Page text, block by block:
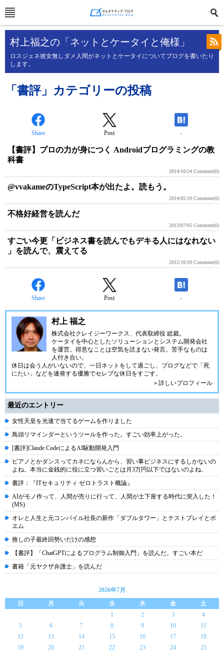
村上福之の「ネットとケータイと俺様」
ロスジェネ彼女無しダメ人間がネットとケータイについてブログを書いたり
します。
「書評」カテゴリーの投稿
Share Post -
【書評】プロの力が身につく Androidプログラミングの教
科書
2014/10/24 Comment(0)
@vvakameのTypeScript本が出たよ。読もう。
2014/05/19 Comment(0)
不格好経営を読んだ
2013/07/05 Comment(0)
すごい今更「ビジネス書を読んでもデキる人にはなれない
」を読んで、震えてる
2012/10/29 Comment(0)
Share Post -
村上 福之
株式会社クレイジーワークス、代表取締役 総裁。
ケータイを中心としたソリューションとシステム開発会社
を運営。得意なことは空気を読まない発言。苦手なものは
人付き合い。
休日は会う人がいないので、一日ネットをして過ごし、ブログなどで「死
にたい」などを連発する優雅でセレブな休日をすごす。
» 詳しいプロフィール
最近のエントリー
女性天皇を光速で当てるゲームを作りました
鳥頭リマインダーというツールを作った。すごい効率上がった。
[書評]Claude CodeによるAI駆動開発入門
ピアノとかダンスってカネにならんから、習い事ビジネスにするしかないの
よね。本当に金銭的に役に立つ習いごとは月3万円以下ではないのよね。
書評：『ITセキュリティ ゼロトラスト概論』
AIがモノ作って、人間が売りに行って、人間が土下座する時代に突入した！
(MS)
オレと人生と元コンパイル社長の新作「ダブルタワー」とテストプレイとポ
エム
推しの子最終回勢いだけの感想
【書評】「ChatGPTによるプログラム制御入門」を読んだ。すごい本だ
書籍「元ヤクザ弁護士」を読んだ
2026年7月
日
月 火 水 木 金
土
1
2 3
4
5
6 7 8 9 10
11
12
13 14 15 16 17
18
19
20 21 22 23 24
25